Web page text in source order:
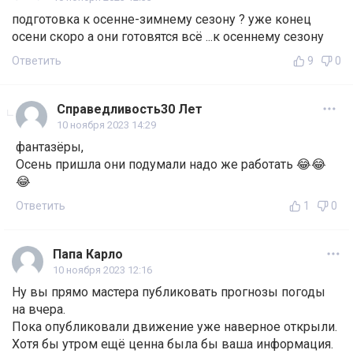
подготовка к осенне-зимнему сезону ? уже конец
осени скоро а они готовятся всё ...к осеннему сезону
Ответить 9 0
Справедливость30 Лет
10 ноября 2023 14:29
фантазёры,
Осень пришла они подумали надо же работать 😂😂
😂
Ответить 1 0
Папа Карло
10 ноября 2023 12:16
Ну вы прямо мастера публиковать прогнозы погоды
на вчера.
Пока опубликовали движение уже наверное открыли.
Хотя бы утром ещё ценна была бы ваша информация.